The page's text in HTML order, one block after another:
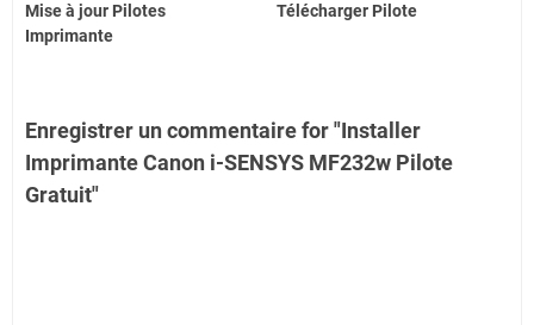
Mise à jour Pilotes
Imprimante
Télécharger Pilote
Enregistrer un commentaire for "Installer
Imprimante Canon i-SENSYS MF232w Pilote
Gratuit"